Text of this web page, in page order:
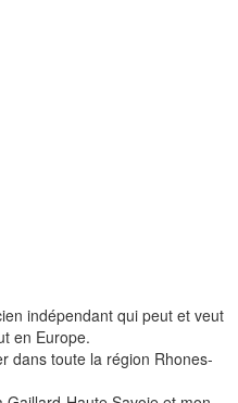
indépendant qui peut et veut
en Europe.
dans toute la région Rhones-